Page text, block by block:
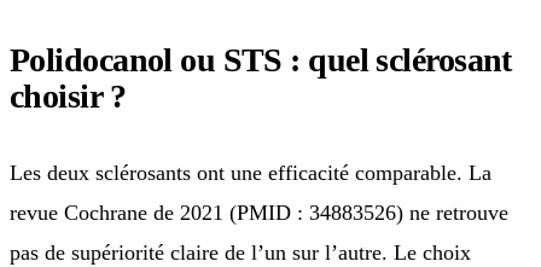
Polidocanol ou STS : quel sclérosant
choisir ?
Les deux sclérosants ont une efficacité comparable. La
revue Cochrane de 2021 (PMID : 34883526) ne retrouve
pas de supériorité claire de l’un sur l’autre. Le choix